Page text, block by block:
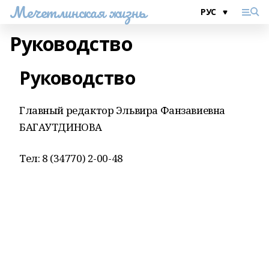
Мечетлинская жизнь
Руководство
Руководство
Главный редактор Эльвира Фанзавиевна
БАГАУТДИНОВА
Тел: 8 (34770) 2-00-48